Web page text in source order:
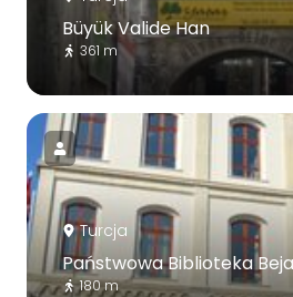
Büyük Valide Han
361 m
Turcja
Państwowa Biblioteka
180 m